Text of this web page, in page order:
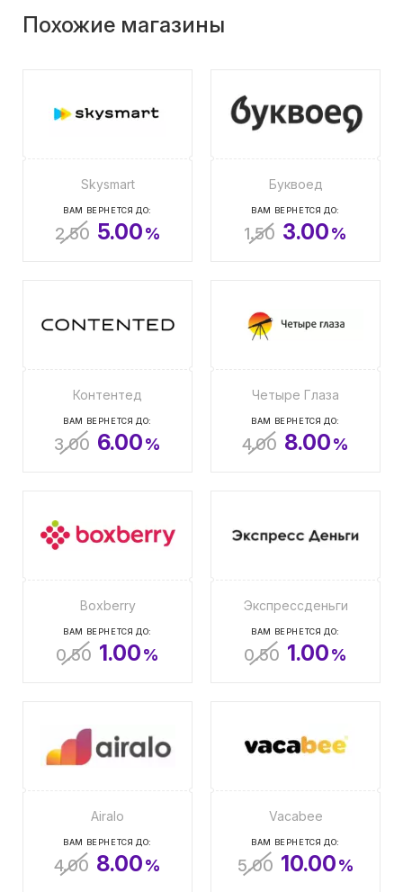
Похожие магазины
Skysmart
ВАМ ВЕРНЕТСЯ ДО:
2.50 5.00%
Буквоед
ВАМ ВЕРНЕТСЯ ДО:
1.50 3.00%
Контентед
ВАМ ВЕРНЕТСЯ ДО:
3.00 6.00%
Четыре Глаза
ВАМ ВЕРНЕТСЯ ДО:
4.00 8.00%
Boxberry
ВАМ ВЕРНЕТСЯ ДО:
0.50 1.00%
Экспрессденьги
ВАМ ВЕРНЕТСЯ ДО:
0.50 1.00%
Airalo
ВАМ ВЕРНЕТСЯ ДО:
4.00 8.00%
Vacabee
ВАМ ВЕРНЕТСЯ ДО:
5.00 10.00%